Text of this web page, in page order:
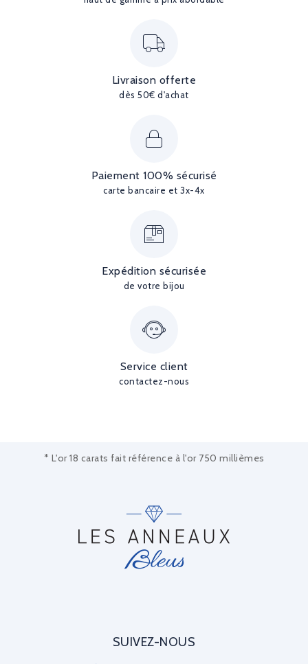
Livraison offerte
dès 50€ d'achat
Paiement 100% sécurisé
carte bancaire et 3x-4x
Expédition sécurisée
de votre bijou
Service client
contactez-nous
* L'or 18 carats fait référence à l'or 750 millièmes
SUIVEZ-NOUS